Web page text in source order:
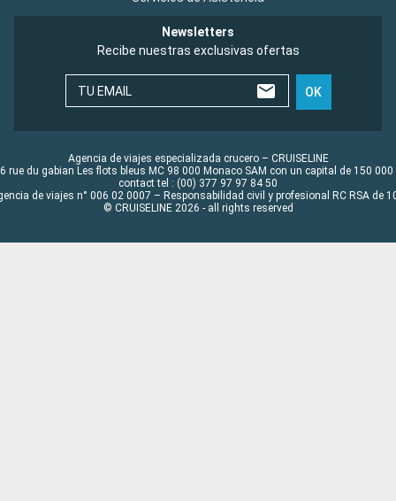
Newsletters
Recibe nuestras exclusivas ofertas
TU EMAIL OK
Agencia de viajes especializada crucero – CRUISELINE
rue du gabian Les flots bleus MC 98 000 Monaco SAM con un capital de 150 000
contact tel : (00) 377 97 97 84 50
de viajes n° 006 02 0007 – Responsabilidad civil y profesional RC RSA de
© CRUISELINE 2026 - all rights reserved